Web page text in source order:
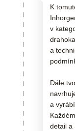
K
v
a
Dále
a
detail a